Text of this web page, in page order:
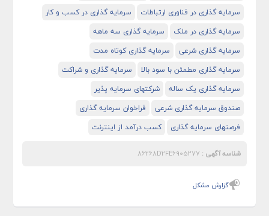
سرمایه گذاری در فناوری ارتباطات
سرمایه گذاری در کسب و کار
سرمایه گذاری در ملک
سرمایه گذاری سه ماهه
سرمایه گذاری شرعی
سرمایه گذاری کوتاه مدت
سرمایه گذاری مطمئن با سود بالا
سرمایه گذاری و شراکت
سرمایه گذاری یک ساله
شرکتهای سرمایه پذیر
صندوق سرمایه گذاری شرعی
فراخوان سرمایه گذاری
فرصتهای سرمایه گذاری
کسب درآمد از اینترنت
شناسه آگهی :
گزارش مشکل